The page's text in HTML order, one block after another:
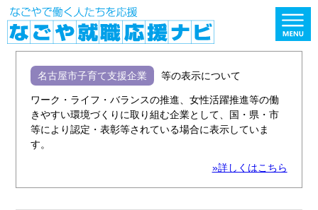
名古屋市子育て支援企業 等の表示について
ワーク・ライフ・バランスの推進、女性活躍推進等の働
きやすい環境づくりに取り組む企業として、国・県・市
等により認定・表彰等されている場合に表示していま
す。
»詳しくはこちら